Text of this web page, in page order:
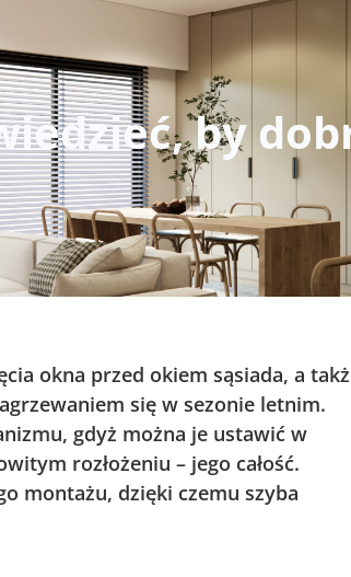
by
okna przed okiem sąsiada, a
się w sezonie letnim.
gdyż można je ustawić w
rozłożeniu – jego całość.
montażu, dzięki czemu szyba